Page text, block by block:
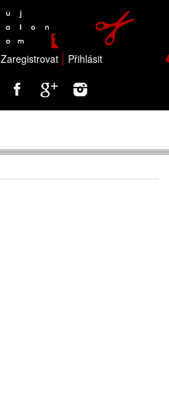
Zaregistrovat Přihlásit